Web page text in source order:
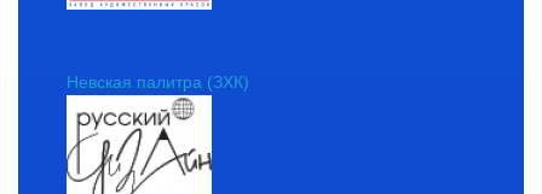
Невская палитра (ЗХК)